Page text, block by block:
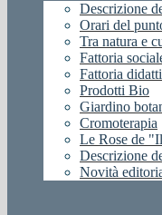
Descrizione
Orari del
Tra natura e
Fattoria
Fattoria
Prodotti Bio
Giardino
Cromoterapia
Le Rose de
Descrizione
Novità